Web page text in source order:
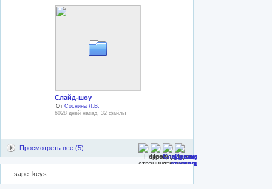
Слайд-шоу
От Соснина Л.В.
6028 дней назад, 32 файлы
Просмотреть все (5)
__sape_keys__